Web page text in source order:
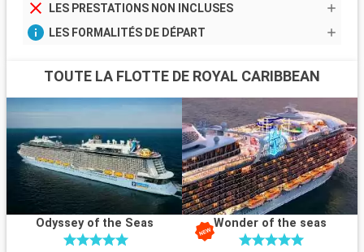
LES PRESTATIONS NON INCLUSES
LES FORMALITÉS DE DÉPART
TOUTE LA FLOTTE DE ROYAL CARIBBEAN
Odyssey of the Seas Wonder of the seas